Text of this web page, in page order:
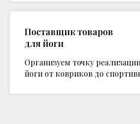
Поставщик товаров
для йоги
Организуем точку
йоги от ковриков до